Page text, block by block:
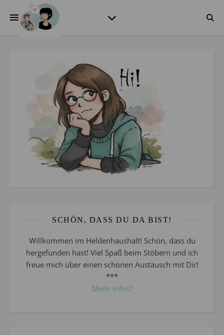
SCHÖN, DASS DU DA BIST!
Willkommen im Heldenhaushalt! Schön, dass du
hergefunden hast! Viel Spaß beim Stöbern und ich
freue mich über einen schönen Austausch mit Dir!
***
Mehr Infos?